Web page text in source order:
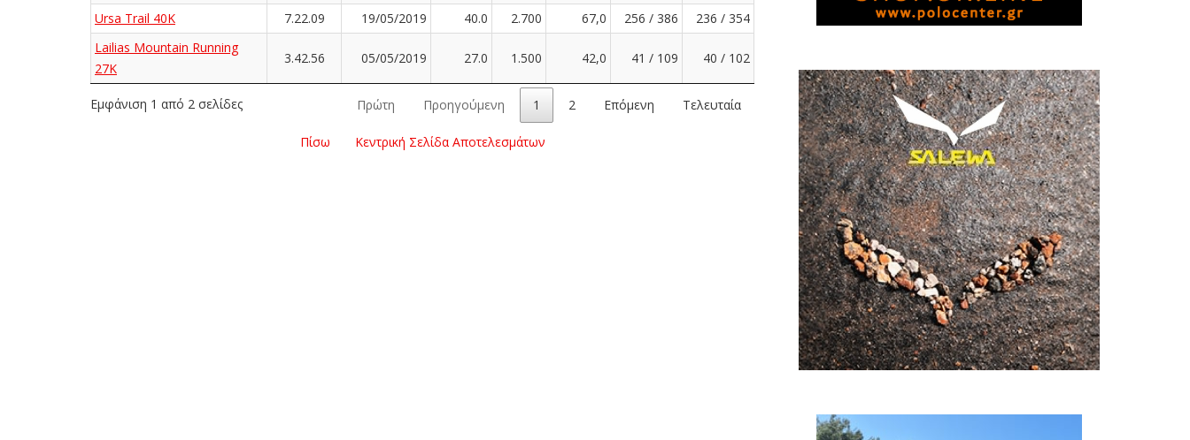
Ursa Trail 40K
7.22.09 19/05/2019 40.0 2.700 67,0 256 / 386
236 / 354
Lailias Mountain Running
27K
3.42.56 05/05/2019 27.0 1.500 42,0 41 / 109 40 / 102
Εμφάνιση 1 από 2 σελίδες Πρώτη Προηγούμενη 1 2 Επόμενη Τελευταία
Πίσω Κεντρική Σελίδα Αποτελεσμάτων